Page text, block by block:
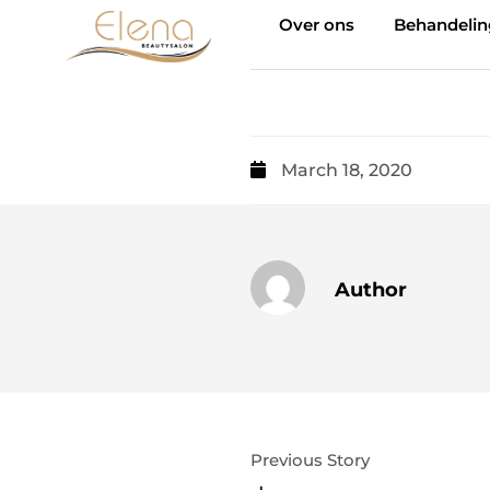
Over ons
March 18, 2020
Author
Previous Story